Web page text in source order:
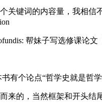
关键词的内容量，我相信
帮妹子写选修课论
书有个论点“哲学史就是
来的，当然框架和开头结